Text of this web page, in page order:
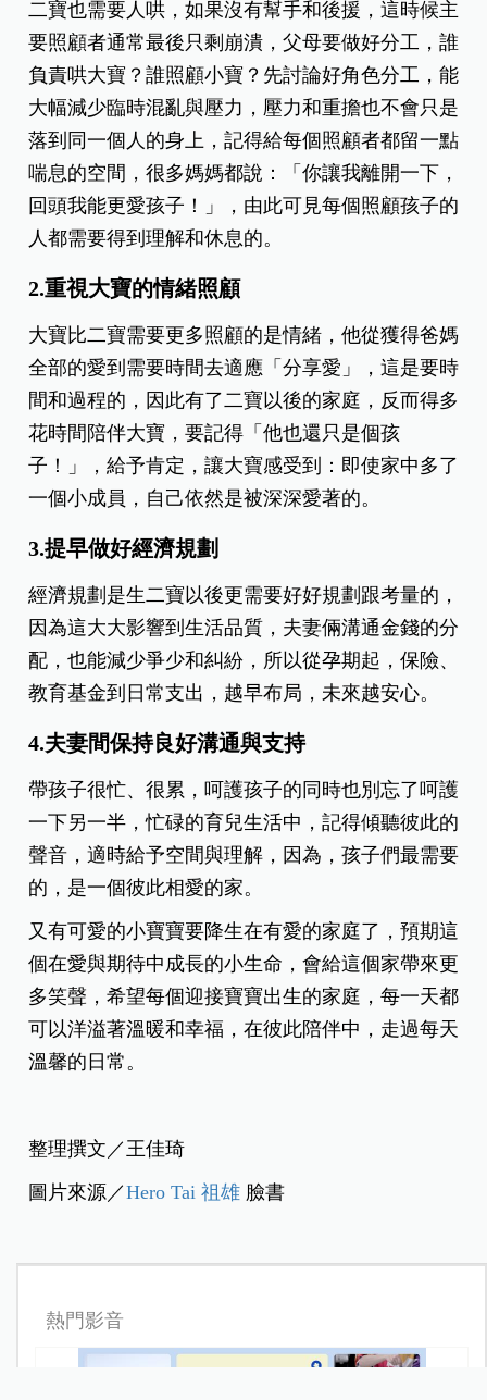
都是照顧小孩，照顧兩個累的程度就不是乘以兩倍
而已這麼簡單！這是很多二寶、三寶爸媽育兒的心
聲和經驗，面對「一打二」的全新挑戰，許多經驗
豐富的爸媽這樣建議：
1.事前安排育兒分工
大寶二寶若是年齡相差不大，大寶還需要照顧、但
二寶也需要人哄，如果沒有幫手和後援，這時候主
要照顧者通常最後只剩崩潰，父母要做好分工，誰
大幅減少臨時混亂與壓力，壓力和重擔也不會只是
落到同一個人的身上，記得給每個照顧者都留一點
喘息的空間，很多媽媽都說：「你讓我離開一下，
回頭我能更愛孩子！」，由此可見每個照顧孩子的
人都需要得到理解和休息的。
2.重視大寶的情緒照顧
全部的愛到需要時間去適應「分享愛」，這是要時
間和過程的，因此有了二寶以後的家庭，反而得多
花時間陪伴大寶，要記得「他也還只是個孩
子！」，給予肯定，讓大寶感受到：即使家中多了
一個小成員，自己依然是被深深愛著的。
3.提早做好經濟規劃
經濟規劃是生二寶以後更需要好好規劃跟考量的，
因為這大大影響到生活品質，夫妻倆溝通金錢的分
配，也能減少爭少和糾紛，所以從孕期起，保險、
教育基金到日常支出，越早布局，未來越安心。
4.夫妻間保持良好溝通與支持
帶孩子很忙、很累，呵護孩子的同時也別忘了呵護
一下另一半，忙碌的育兒生活中，記得傾聽彼此的
個在愛與期待中成長的小生命，會給這個家帶來更
可以洋溢著溫暖和幸福，在彼此陪伴中，走過每天